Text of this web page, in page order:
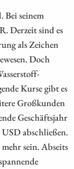
Bei seinem
Derzeit sind es
als Zeichen
Doch
Kurse gibt es
Großkunden
Geschäftsjahr
abschließen.
sein. Abseits